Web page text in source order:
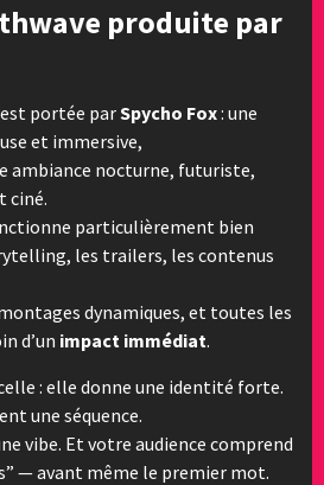
produite par
portée parSpycho Fox: une
et immersive,
ambiance nocturne, futuriste,
ciné.
particulièrement bien
les trailers, les contenus
dynamiques, et toutes les
d’un impact immédiat.
: elle donne une identité forte.
une séquence.
vibe. Et votre audience comprend
— avant même le premier mot.